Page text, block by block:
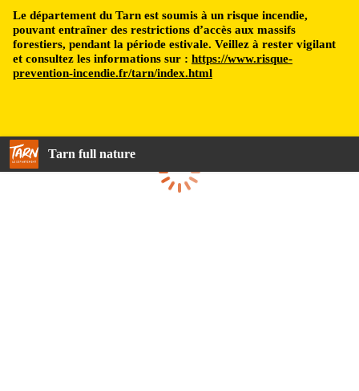
Le département du Tarn est soumis à un risque incendie,
pouvant entraîner des restrictions d’accès aux massifs
forestiers, pendant la période estivale. Veillez à rester vigilant
et consultez les informations sur : https://www.risque-
prevention-incendie.fr/tarn/index.html
Tarn full nature
Loading